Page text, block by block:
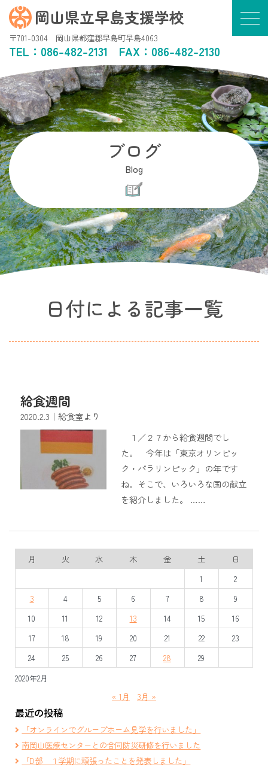
岡山県立早島支援学校
〒701-0304 岡山県都窪郡早島町早島4063
TEL： 086-482-2131 FAX：086-482-2130
ブログ
Blog
日付による記事一覧
給食週間
2020.2.3 ｜給食室より
１／２７から給食週間でし
た。 今年は「東京オリンピッ
ク・パラリンピック」の年です
ね。そこで、いろいろな国の献立
を紹介しました。 ……
2020年2月
月 火 水 木 金 土
日
1
2
3
4 5 6 7 8
9
10
11 12 13 14 15
16
17
18 19 20 21 22
23
24
25 26 27 28 29
« 1月 3月 »
最近の投稿
「オンラインでグループホーム見学を行いました」
南岡山医療センターとの合同防災研修を行いました
「D部 １学期に頑張ったことを発表しました」